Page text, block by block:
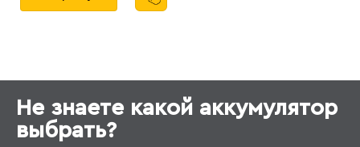
Не знаете какой аккумулятор
выбрать?